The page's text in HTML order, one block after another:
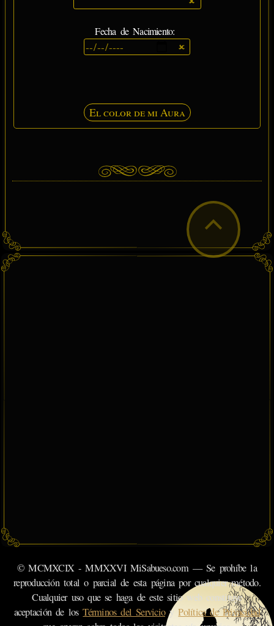
Fecha de Nacimiento:
El color de mi Aura
© MCMXCIX - MMXXVI MiSabueso.com — Se prohíbe la
reproducción total o parcial de esta página por cualquier método.
Cualquier uso que se haga de este sitio web constituye
aceptación de losTérminos del ServicioyPolítica de Privacidad